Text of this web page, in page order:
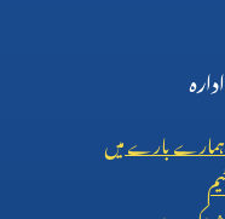
ادارہ
ہمارے بارے میں
ٹیم